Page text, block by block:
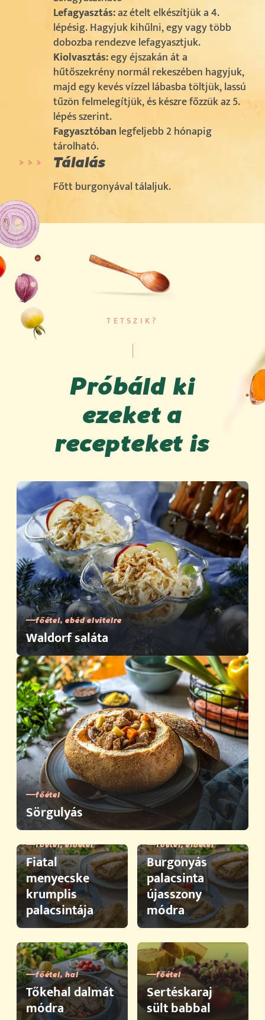
Lefagyasztás:az ételt elkészítjük a 4.
lépésig. Hagyjuk kihűlni, egy vagy több
dobozba rendezve lefagyasztjuk.
Kiolvasztás:egy éjszakán át a
hűtőszekrény normál rekeszében hagyjuk,
majd egy kevés vízzel lábasba töltjük, lassú
tűzön felmelegítjük, és készre főzzük az 5.
lépés szerint.
Fagyasztóban legfeljebb 2 hónapig
tárolható.
Tálalás
Főtt burgonyával tálaljuk.
TETSZIK?
Próbáld ki
ezeket a
recepteket is
főétel, ebéd elvitelre
Waldorf saláta
főétel
Sörgulyás
főétel, előétel
Fiatal
menyecske
krumplis
palacsintája
főétel, előétel
Burgonyás
palacsinta
újasszony
módra
főétel, hal
Tőkehal dalmát
módra
főétel
Sertéskaraj
sült babbal